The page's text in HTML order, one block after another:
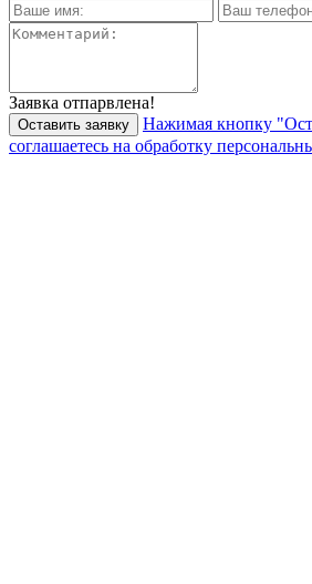
Заявка отпарвлена!
Нажимая кнопку
соглашаетесь на обработку